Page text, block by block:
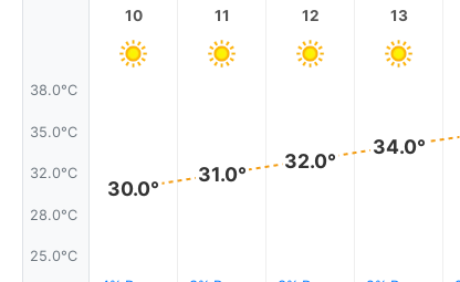
38.0°C
35.0°C
32.0°C
28.0°C
25.0°C
10
30.0°
11
31.0°
12
32.0°
13
34.0°